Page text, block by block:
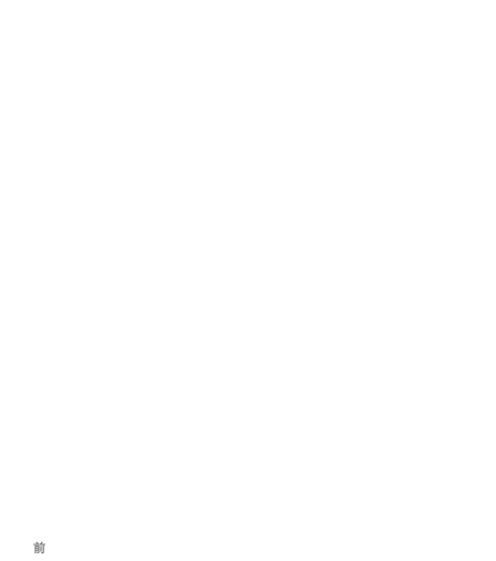
投
前
前